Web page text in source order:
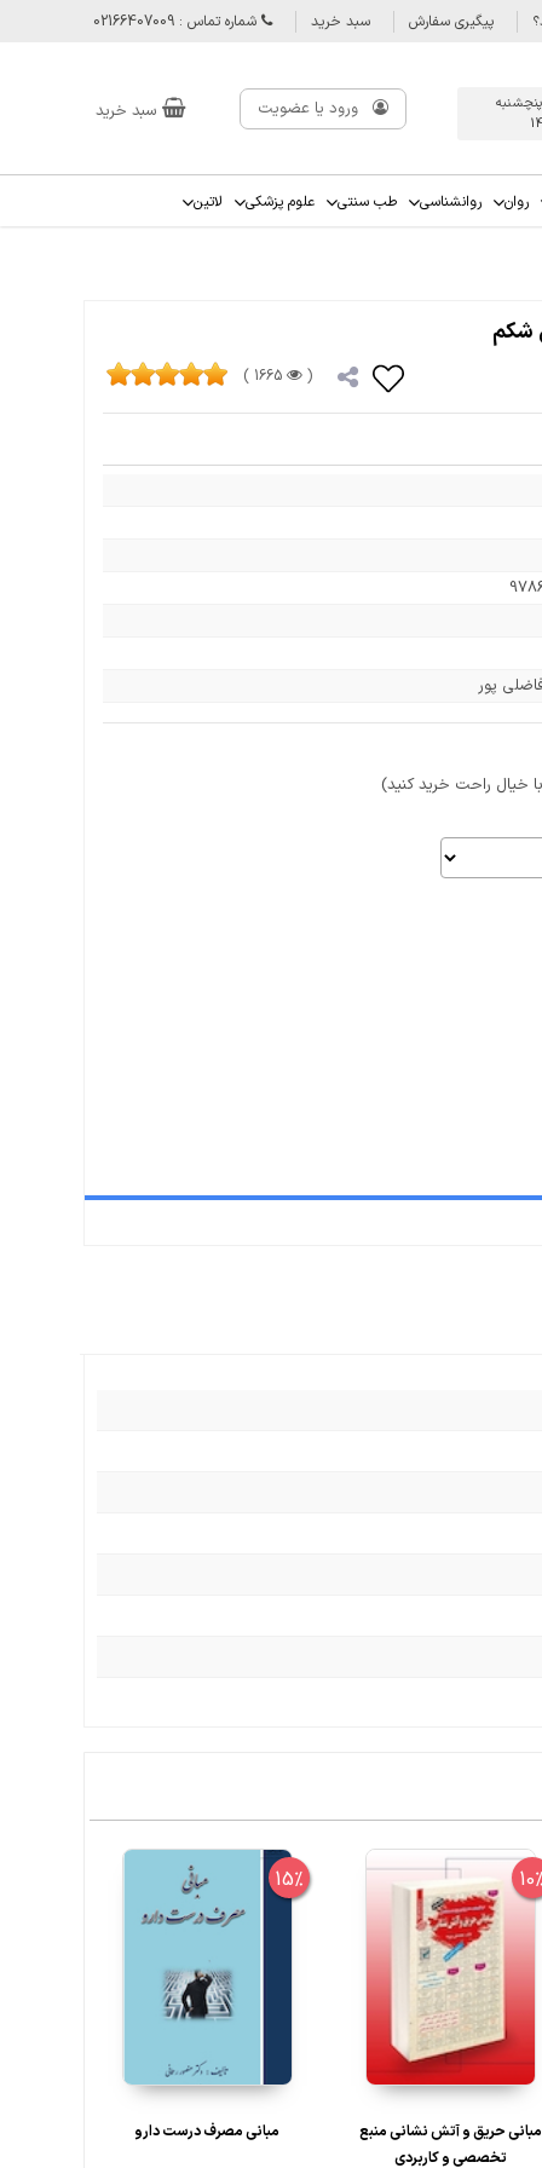
پیگیری سفارش سبد خرید شماره تماس : 02166407009
ورود یا عضویت سبد خرید
روان روانشناسی طب سنتی علوم پزشکی لاتین
شکم
(
1665 )
پور
خیال راحت خرید کنید)
10%
مبانی حریق و آتش نشانی منبع
تخصصی و کاربردی
15%
مبانی مصرف درست دارو